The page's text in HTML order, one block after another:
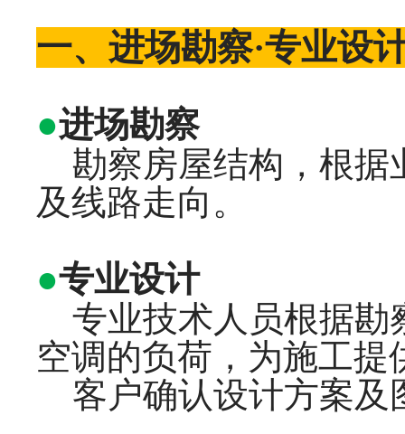
一、进场勘察·专业设
●进场勘察
勘察房屋结构，根据
及线路走向。
●专业设计
专业技术人员根据勘
空调的负荷，为施工提
客户确认设计方案及